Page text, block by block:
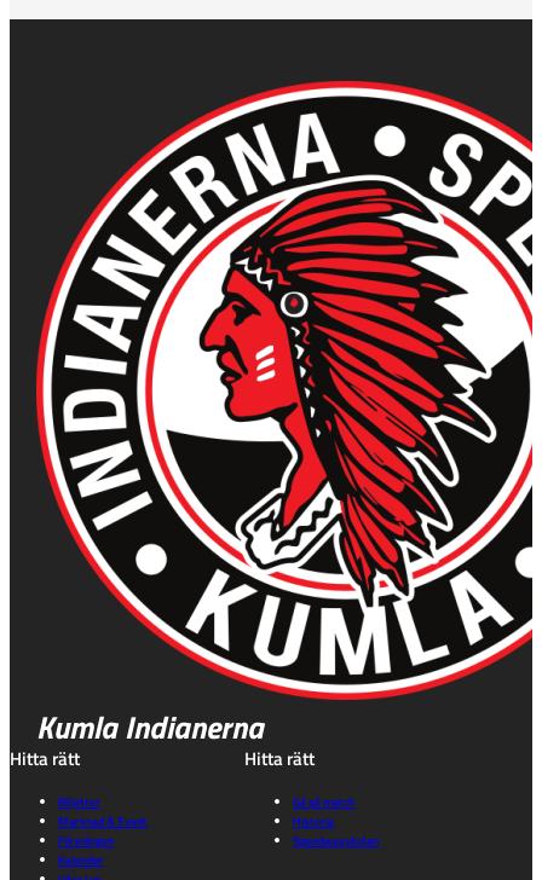
Kumla Indianerna
Hitta rätt
Biljetter
Marknad & Event
Föreningen
Kalender
Hitta rätt
Gå på match
Historia
Speedwayskolan